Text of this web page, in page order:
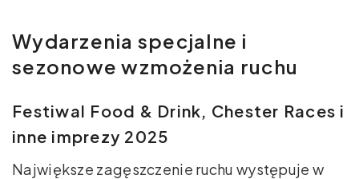
Wydarzenia specjalne i
sezonowe wzmożenia ruchu
Festiwal Food & Drink, Chester Races i
inne imprezy 2025
Największe zagęszczenie ruchu występuje w